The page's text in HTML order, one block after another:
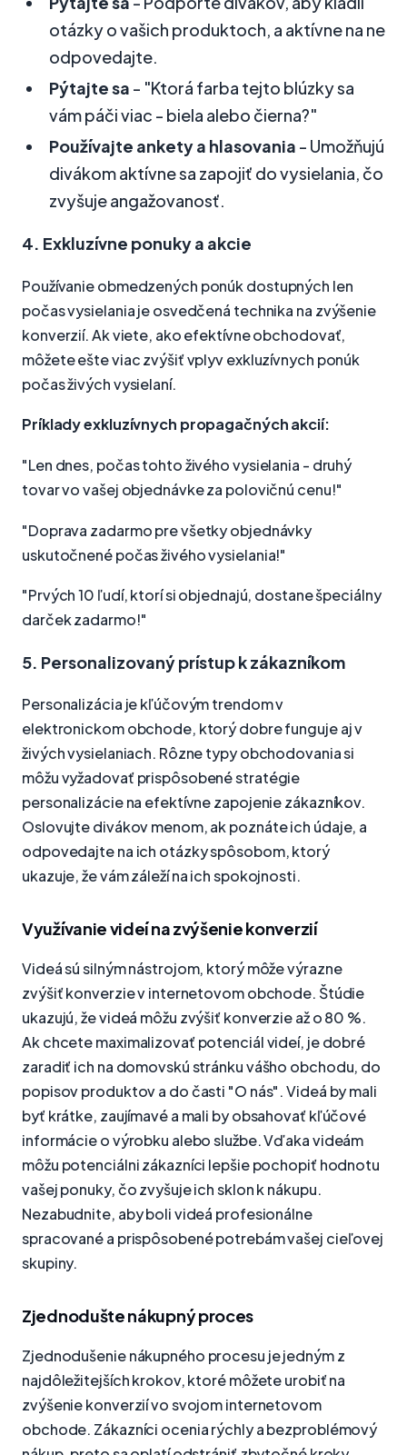
otázky o vašich produktoch, a aktívne na ne
odpovedajte.
Pýtajte sa - "Ktorá farba tejto blúzky sa
vám páči viac - biela alebo čierna?"
Používajte ankety a hlasovania - Umožňujú
divákom aktívne sa zapojiť do vysielania, čo
zvyšuje angažovanosť.
4. Exkluzívne ponuky a akcie
Používanie obmedzených ponúk dostupných len
počas vysielania je osvedčená technika na zvýšenie
konverzií. Ak viete, ako efektívne obchodovať,
môžete ešte viac zvýšiť vplyv exkluzívnych ponúk
počas živých vysielaní.
Príklady exkluzívnych propagačných akcií:
"Len dnes, počas tohto živého vysielania - druhý
tovar vo vašej objednávke za polovičnú cenu!"
"Doprava zadarmo pre všetky objednávky
uskutočnené počas živého vysielania!"
"Prvých 10 ľudí, ktorí si objednajú, dostane špeciálny
darček zadarmo!"
5. Personalizovaný prístup k zákazníkom
Personalizácia je kľúčovým trendom v
elektronickom obchode, ktorý dobre funguje aj v
živých vysielaniach. Rôzne typy obchodovania si
môžu vyžadovať prispôsobené stratégie
personalizácie na efektívne zapojenie zákazníkov.
Oslovujte divákov menom, ak poznáte ich údaje, a
odpovedajte na ich otázky spôsobom, ktorý
ukazuje, že vám záleží na ich spokojnosti.
Využívanie videí na zvýšenie konverzií
Videá sú silným nástrojom, ktorý môže výrazne
zvýšiť konverzie v internetovom obchode. Štúdie
ukazujú, že videá môžu zvýšiť konverzie až o 80 %.
Ak chcete maximalizovať potenciál videí, je dobré
zaradiť ich na domovskú stránku vášho obchodu, do
popisov produktov a do časti "O nás". Videá by mali
byť krátke, zaujímavé a mali by obsahovať kľúčové
informácie o výrobku alebo službe. Vďaka videám
môžu potenciálni zákazníci lepšie pochopiť hodnotu
vašej ponuky, čo zvyšuje ich sklon k nákupu.
Nezabudnite, aby boli videá profesionálne
spracované a prispôsobené potrebám vašej cieľovej
skupiny.
Zjednodušte nákupný proces
Zjednodušenie nákupného procesu je jedným z
najdôležitejších krokov, ktoré môžete urobiť na
zvýšenie konverzií vo svojom internetovom
obchode. Zákazníci ocenia rýchly a bezproblémový